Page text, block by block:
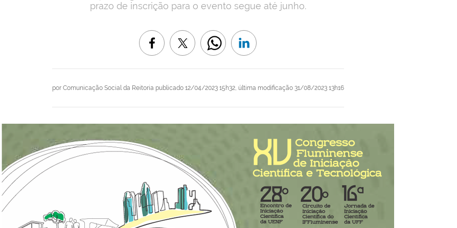
por Comunicação Social da Reitoria publicado12/04/2023 15h32, última modificação31/08/2023 13h16
prazo de inscrição para o evento segue até junho.